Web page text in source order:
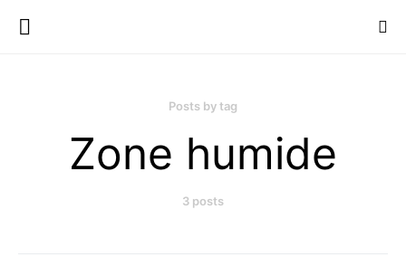
Posts by tag
Zone humide
3 posts